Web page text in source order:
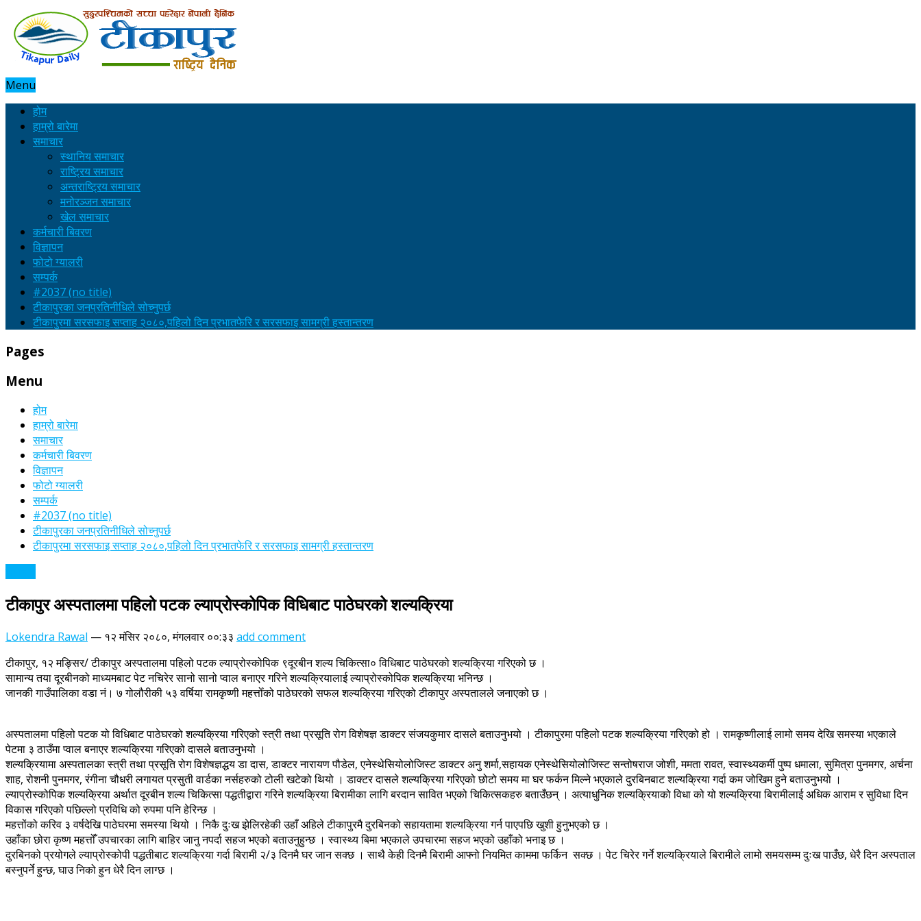
Menu
होम
हाम्रो बारेमा
समाचार
स्थानिय समाचार
राष्ट्रिय समाचार
अन्तराष्ट्रिय समाचार
मनोरञ्जन समाचार
खेल समाचार
कर्मचारी बिवरण
विज्ञापन
फोटो ग्यालरी
सम्पर्क
#2037 (no title)
टीकापुरका जनप्रतिनीधिले सोच्नुपर्छ
टीकापुरमा सरसफाइ सप्ताह २०८०,पहिलो दिन प्रभातफेरि र सरसफाइ सामग्री हस्तान्तरण
Pages
Menu
होम
हाम्रो बारेमा
समाचार
कर्मचारी बिवरण
विज्ञापन
फोटो ग्यालरी
सम्पर्क
#2037 (no title)
टीकापुरका जनप्रतिनीधिले सोच्नुपर्छ
टीकापुरमा सरसफाइ सप्ताह २०८०,पहिलो दिन प्रभातफेरि र सरसफाइ सामग्री हस्तान्तरण
टीकापुर अस्पतालमा पहिलो पटक ल्याप्रोस्कोपिक विधिबाट पाठेघरको शल्यक्रिया
Lokendra Rawal — १२ मंसिर २०८०, मंगलवार ००:३३ add comment
टीकापुर, १२ मङ्सिर/ टीकापुर अस्पतालमा पहिलो पटक ल्याप्रोस्कोपिक ९दूरबीन शल्य चिकित्सा० विधिबाट पाठेघरको शल्यक्रिया गरिएको छ ।
सामान्य तया दूरबीनको माध्यमबाट पेट नचिरेर सानो सानो प्वाल बनाएर गरिने शल्यक्रियालाई ल्याप्रोस्कोपिक शल्यक्रिया भनिन्छ ।
जानकी गाउँपालिका वडा नं। ७ गोलौरीकी ५३ वर्षिया रामकृष्णी महत्तोँको पाठेघरको सफल शल्यक्रिया गरिएको टीकापुर अस्पतालले जनाएको छ ।
अस्पतालमा पहिलो पटक यो विधिबाट पाठेघरको शल्यक्रिया गरिएको स्त्री तथा प्रसूति रोग विशेषज्ञ डाक्टर संजयकुमार दासले बताउनुभयो । टीकापुरमा पहिलो पटक शल्यक्रिया गरिएको हो । रामकृष्णीलाई लामो समय देखि समस्या भएकाले
पेटमा ३ ठाउँमा प्वाल बनाएर शल्यक्रिया गरिएको दासले बताउनुभयो ।
शल्यक्रियामा अस्पतालका स्त्री तथा प्रसूति रोग विशेषज्ञद्धय डा दास, डाक्टर नारायण पौडेल, एनेस्थेसियोलोजिस्ट डाक्टर अनु शर्मा,सहायक एनेस्थेसियोलोजिस्ट सन्तोषराज जोशी, ममता रावत, स्वास्थ्यकर्मी पुष्प धमाला, सुमित्रा पुनमगर, अर्चना
शाह, रोशनी पुनमगर, रंगीना चौधरी लगायत प्रसुती वार्डका नर्सहरुको टोली खटेको थियो । डाक्टर दासले शल्यक्रिया गरिएको छोटो समय मा घर फर्कन मिल्ने भएकाले दुरबिनबाट शल्यक्रिया गर्दा कम जोखिम हुने बताउनुभयो ।
ल्याप्रोस्कोपिक शल्यक्रिया अर्थात दूरबीन शल्य चिकित्सा पद्धतीद्वारा गरिने शल्यक्रिया बिरामीका लागि बरदान सावित भएको चिकित्सकहरु बताउँछन् । अत्याधुनिक शल्यक्रियाको विधा को यो शल्यक्रिया बिरामीलाई अधिक आराम र सुविधा दिन
विकास गरिएको पछिल्लो प्रविधि को रुपमा पनि हेरिन्छ ।
महत्तोंको करिव ३ वर्षदेखि पाठेघरमा समस्या थियो । निकै दुःख झेलिरहेकी उहाँ अहिले टीकापुरमै दुरबिनको सहायतामा शल्यक्रिया गर्न पाएपछि खुशी हुनुभएको छ ।
उहाँका छोरा कृष्ण महत्तोंँ उपचारका लागि बाहिर जानु नपर्दा सहज भएको बताउनुहुन्छ । स्वास्थ्य बिमा भएकाले उपचारमा सहज भएको उहाँको भनाइ छ ।
दुरबिनको प्रयोगले ल्याप्रोस्कोपी पद्धतीबाट शल्यक्रिया गर्दा बिरामी २/३ दिनमै घर जान सक्छ । साथै केही दिनमै बिरामी आफ्नो नियमित काममा फर्किन सक्छ । पेट चिरेर गर्ने शल्यक्रियाले बिरामीले लामो समयसम्म दुःख पाउँछ, धेरै दिन अस्पताल
बस्नुपर्ने हुन्छ, घाउ निको हुन धेरै दिन लाग्छ ।